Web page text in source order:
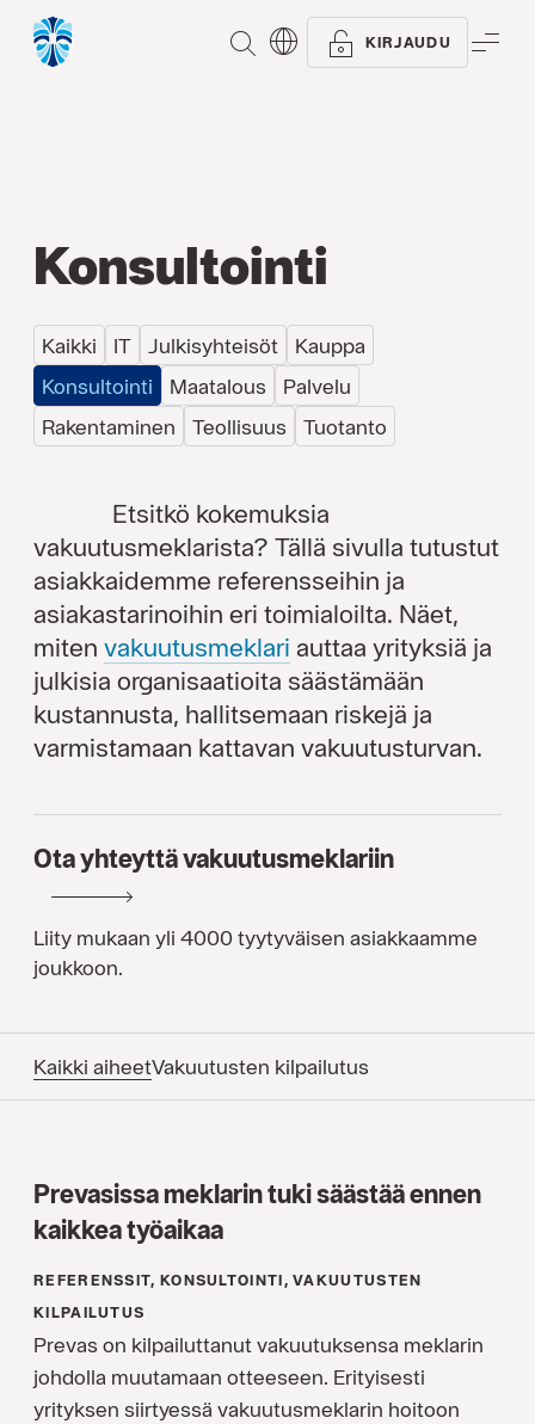
ETSI KIRJAUDU
Kaikki kategoriat Artikkelit Oppaat
Konsultointi
Kaikki IT Julkisyhteisöt
Kauppa
Konsultointi
Maatalous
Palvelu
Rakentaminen
Teollisuus Tuotanto
Etsitkö kokemuksia
vakuutusmeklarista? Tällä sivulla tutustut
asiakkaidemme referensseihin ja
asiakastarinoihin eri toimialoilta. Näet,
miten vakuutus­meklari auttaa yrityksiä ja
julkisia organisaatioita säästämään
kustannusta, hallitsemaan riskejä ja
varmistamaan kattavan vakuutusturvan.
Ota yhteyttä vakuutusmeklariin
Liity mukaan yli 4000 tyytyväisen asiakkaamme
joukkoon.
Kaikki aiheetVakuutusten kilpailutus
Prevasissa meklarin tuki säästää ennen
kaikkea työaikaa
REFERENSSIT, KONSULTOINTI, VAKUUTUSTEN
KILPAILUTUS
Prevas on kilpailuttanut vakuutuksensa meklarin
johdolla muutamaan otteeseen. Erityisesti
yrityksen siirtyessä vakuutusmeklarin hoitoon